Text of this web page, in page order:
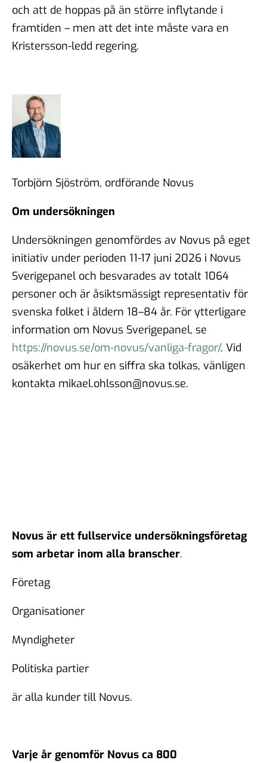
och att de hoppas på än större inflytande i
framtiden – men att det inte måste vara en
Kristersson-ledd regering.
Torbjörn Sjöström, ordförande Novus
Om undersökningen
Undersökningen genomfördes av Novus på eget
initiativ under perioden 11-17 juni 2026 i Novus
Sverigepanel och besvarades av totalt 1064
personer och är åsiktsmässigt representativ för
svenska folket i åldern 18–84 år. För ytterligare
information om Novus Sverigepanel, se
https://novus.se/om-novus/vanliga-fragor/. Vid
osäkerhet om hur en siffra ska tolkas, vänligen
kontakta mikael.ohlsson@novus.se.
Novus är ett fullservice undersökningsföretag
som arbetar inom alla branscher.
Företag
Organisationer
Myndigheter
Politiska partier
är alla kunder till Novus.
Varje år genomför Novus ca 800